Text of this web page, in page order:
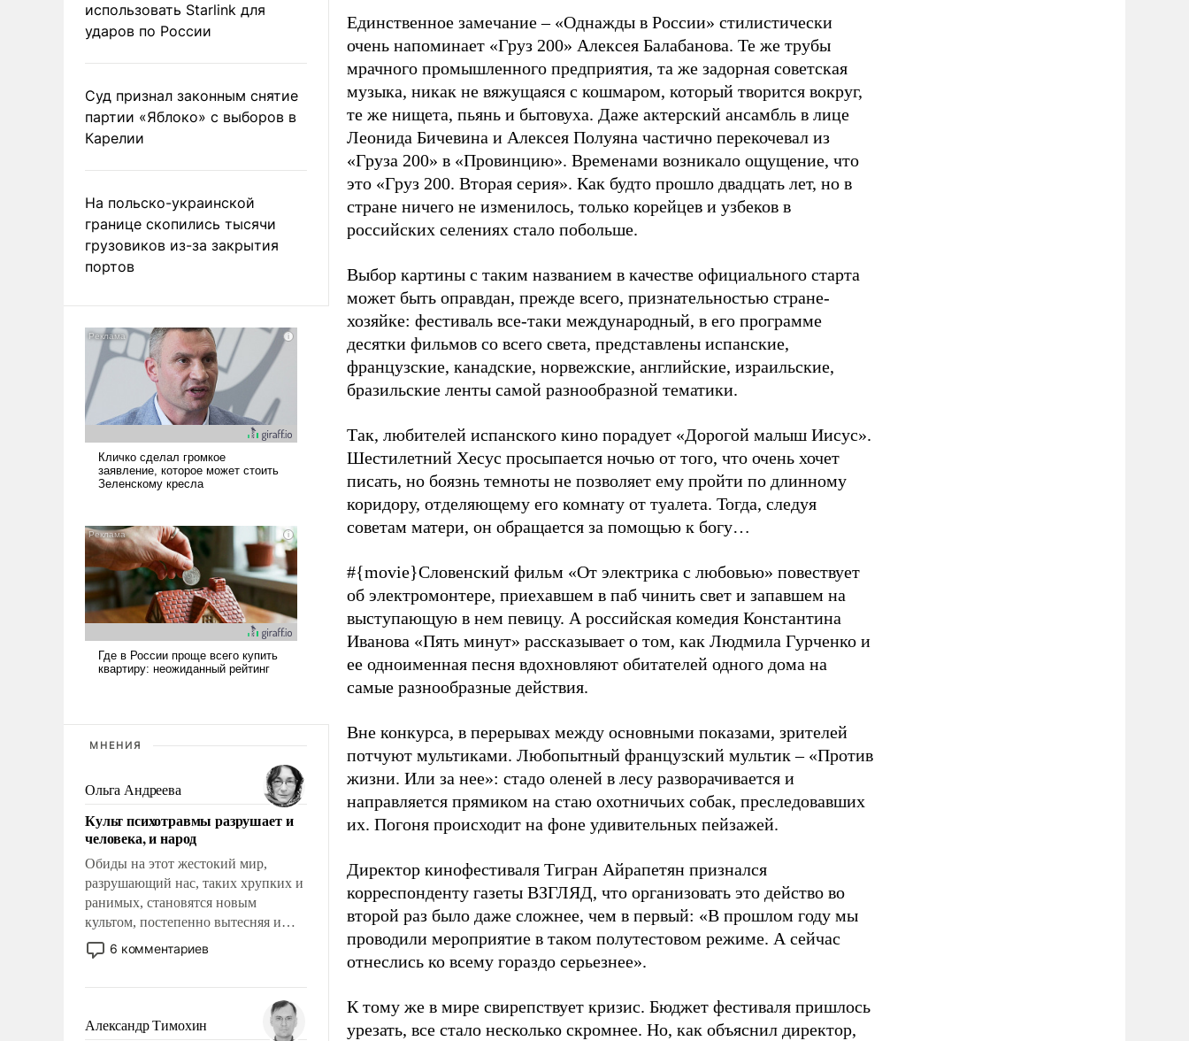
использовать Starlink для
ударов по России
Суд признал законным снятие
партии «Яблоко» с выборов в
Карелии
На польско-украинской
границе скопились тысячи
грузовиков из-за закрытия
портов
МНЕНИЯ
Ольга Андреева
Культ психотравмы разрушает и
человека, и народ
Обиды на этот жестокий мир,
разрушающий нас, таких хрупких и
ранимых, становятся новым
культом, постепенно вытесняя и
отменяя традиционное требование к
человеку – быть мужественным и
на себя ответственность, помогать
слабым, идти вперед и
6 комментариев
Александр Тимохин
Единственное замечание – «Однажды в России» стилистически
очень напоминает «Груз 200» Алексея Балабанова. Те же трубы
мрачного промышленного предприятия, та же задорная советская
музыка, никак не вяжущаяся с кошмаром, который творится вокруг,
те же нищета, пьянь и бытовуха. Даже актерский ансамбль в лице
Леонида Бичевина и Алексея Полуяна частично перекочевал из
«Груза 200» в «Провинцию». Временами возникало ощущение, что
это «Груз 200. Вторая серия». Как будто прошло двадцать лет, но в
стране ничего не изменилось, только корейцев и узбеков в
российских селениях стало побольше.
Выбор картины с таким названием в качестве официального старта
может быть оправдан, прежде всего, признательностью стране-
хозяйке: фестиваль все-таки международный, в его программе
десятки фильмов со всего света, представлены испанские,
французские, канадские, норвежские, английские, израильские,
бразильские ленты самой разнообразной тематики.
Так, любителей испанского кино порадует «Дорогой малыш Иисус».
Шестилетний Хесус просыпается ночью от того, что очень хочет
писать, но боязнь темноты не позволяет ему пройти по длинному
коридору, отделяющему его комнату от туалета. Тогда, следуя
советам матери, он обращается за помощью к богу…
#{movie}Словенский фильм «От электрика с любовью» повествует
об электромонтере, приехавшем в паб чинить свет и запавшем на
выступающую в нем певицу. А российская комедия Константина
Иванова «Пять минут» рассказывает о том, как Людмила Гурченко и
ее одноименная песня вдохновляют обитателей одного дома на
самые разнообразные действия.
Вне конкурса, в перерывах между основными показами, зрителей
потчуют мультиками. Любопытный французский мультик – «Против
жизни. Или за нее»: стадо оленей в лесу разворачивается и
направляется прямиком на стаю охотничьих собак, преследовавших
их. Погоня происходит на фоне удивительных пейзажей.
Директор кинофестиваля Тигран Айрапетян признался
корреспонденту газеты ВЗГЛЯД, что организовать это действо во
второй раз было даже сложнее, чем в первый: «В прошлом году мы
проводили мероприятие в таком полутестовом режиме. А сейчас
отнеслись ко всему гораздо серьезнее».
К тому же в мире свирепствует кризис. Бюджет фестиваля пришлось
урезать, все стало несколько скромнее. Но, как объяснил директор,